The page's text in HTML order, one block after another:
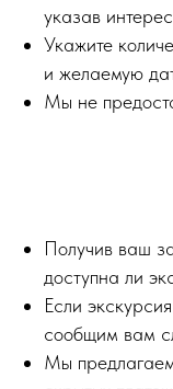
указав
Укажите
и желаемую
Мы не
Получив ваш
доступна ли
Если
сообщим вам
Мы